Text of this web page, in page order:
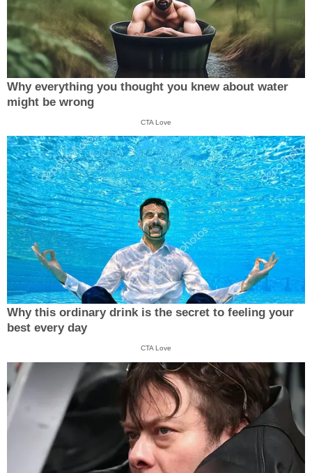
Why everything you thought you knew about water
might be wrong
CTA Love
Why this ordinary drink is the secret to feeling your
best every day
CTA Love